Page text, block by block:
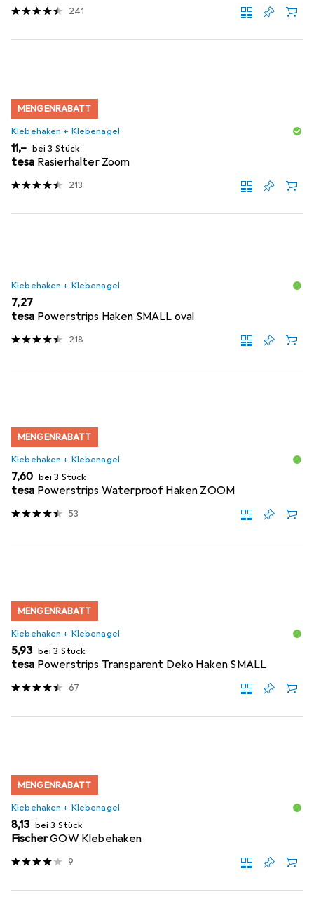
241
MENGENRABATT
Klebehaken + Klebenagel
EUR
11,– bei 3 Stück
tesa Rasierhalter Zoom
213
Klebehaken + Klebenagel
EUR
7,27
tesa Powerstrips Haken SMALL oval
218
MENGENRABATT
Klebehaken + Klebenagel
EUR
7,60 bei 3 Stück
tesa Powerstrips Waterproof Haken ZOOM
53
MENGENRABATT
Klebehaken + Klebenagel
EUR
5,93 bei 3 Stück
tesa Powerstrips Transparent Deko Haken SMALL
67
MENGENRABATT
Klebehaken + Klebenagel
EUR
8,13 bei 3 Stück
FischerGOW Klebehaken
9